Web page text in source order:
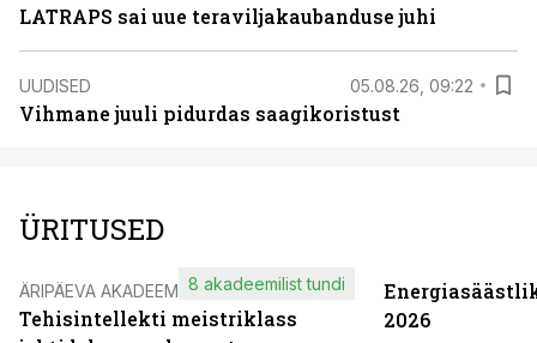
LATRAPS sai uue teraviljakaubanduse juhi
UUDISED 05.08.26, 09:22
Vihmane juuli pidurdas saagikoristust
ÜRITUSED
ÄRIPÄEVA AKADEEMIA
Tehisintellekti meistriklass
8 akadeemilist tundi
2026